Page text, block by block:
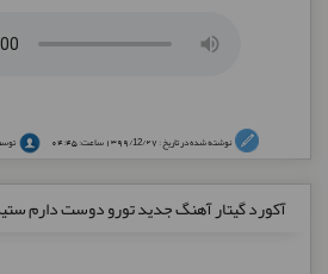
نوشته شده در تاریخ : 1399/12/27 ساعت: 04:45
آکورد گیتار آهنگ جدید تورو دوست دارم